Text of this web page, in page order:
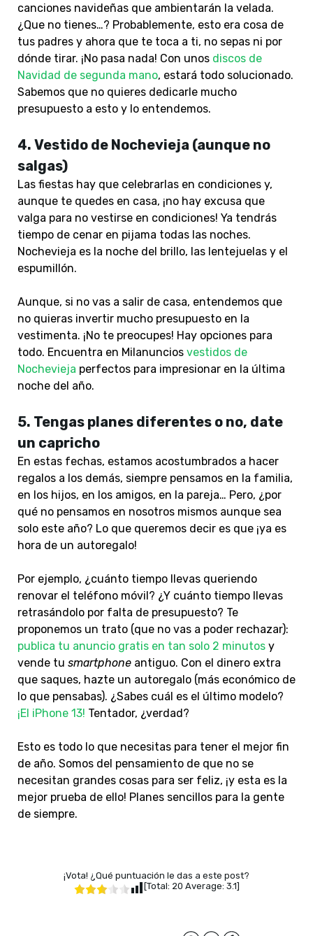
canciones navideñas que ambientarán la velada.
¿Que no tienes…? Probablemente, esto era cosa de
tus padres y ahora que te toca a ti, no sepas ni por
dónde tirar. ¡No pasa nada! Con unos discos de
Navidad de segunda mano, estará todo solucionado.
Sabemos que no quieres dedicarle mucho
presupuesto a esto y lo entendemos.
4. Vestido de Nochevieja (aunque no
salgas)
Las fiestas hay que celebrarlas en condiciones y,
aunque te quedes en casa, ¡no hay excusa que
valga para no vestirse en condiciones! Ya tendrás
tiempo de cenar en pijama todas las noches.
Nochevieja es la noche del brillo, las lentejuelas y el
espumillón.
Aunque, si no vas a salir de casa, entendemos que
no quieras invertir mucho presupuesto en la
vestimenta. ¡No te preocupes! Hay opciones para
todo. Encuentra en Milanuncios vestidos de
Nochevieja perfectos para impresionar en la última
noche del año.
5. Tengas planes diferentes o no, date
un capricho
En estas fechas, estamos acostumbrados a hacer
regalos a los demás, siempre pensamos en la familia,
en los hijos, en los amigos, en la pareja… Pero, ¿por
qué no pensamos en nosotros mismos aunque sea
solo este año? Lo que queremos decir es que ¡ya es
hora de un autoregalo!
Por ejemplo, ¿cuánto tiempo llevas queriendo
renovar el teléfono móvil? ¿Y cuánto tiempo llevas
retrasándolo por falta de presupuesto? Te
proponemos un trato (que no vas a poder rechazar):
publica tu anuncio gratis en tan solo 2 minutos y
vende tu smartphone antiguo. Con el dinero extra
que saques, hazte un autoregalo (más económico de
lo que pensabas). ¿Sabes cuál es el último modelo?
¡El iPhone 13! Tentador, ¿verdad?
Esto es todo lo que necesitas para tener el mejor fin
de año. Somos del pensamiento de que no se
necesitan grandes cosas para ser feliz, ¡y esta es la
mejor prueba de ello! Planes sencillos para la gente
de siempre.
¡Vota! ¿Qué puntuación le das a este post?
[Total: 20 Average: 3.1]